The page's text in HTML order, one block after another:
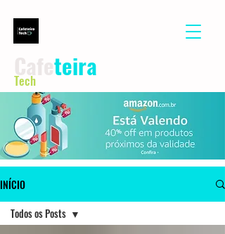
teira
Tech
INÍCIO
Todos os Posts